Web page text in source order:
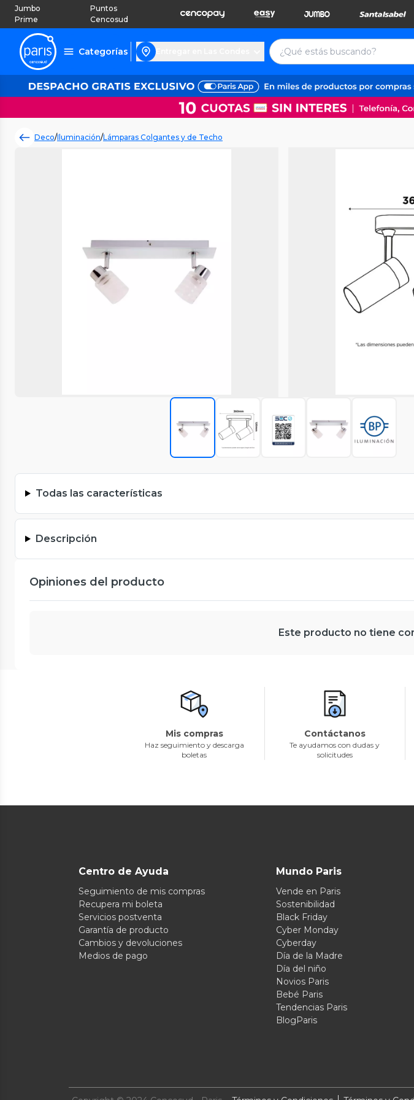
Jumbo
Prime
Puntos
Cencosud
Categorías
Deco/Iluminación/Lámparas Colgantes y de Techo
Todas las características
Descripción
Opiniones del producto
Este producto no tiene
Mis compras
Haz seguimiento y descarga
boletas
Contáctanos
Te ayudamos con dudas y
solicitudes
Centro de Ayuda
Seguimiento de mis compras
Recupera mi boleta
Servicios postventa
Garantía de producto
Cambios y devoluciones
Medios de pago
Mundo Paris
Vende en Paris
Sostenibilidad
Black Friday
Cyber Monday
Cyberday
Día de la Madre
Día del niño
Novios Paris
Bebé Paris
Tendencias Paris
BlogParis